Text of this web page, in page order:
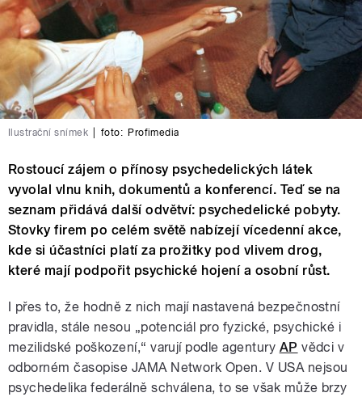
Ilustrační snímek foto: Profimedia
Rostoucí zájem o přínosy psychedelických látek
vyvolal vlnu knih, dokumentů a konferencí. Teď se na
seznam přidává další odvětví: psychedelické pobyty.
Stovky firem po celém světě nabízejí vícedenní akce,
kde si účastníci platí za prožitky pod vlivem drog,
které mají podpořit psychické hojení a osobní růst.
I přes to, že hodně z nich mají nastavená bezpečnostní
pravidla, stále nesou „potenciál pro fyzické, psychické i
mezilidské poškození,“ varují podle agentury AP vědci v
odborném časopise JAMA Network Open. V USA nejsou
psychedelika federálně schválena, to se však může brzy